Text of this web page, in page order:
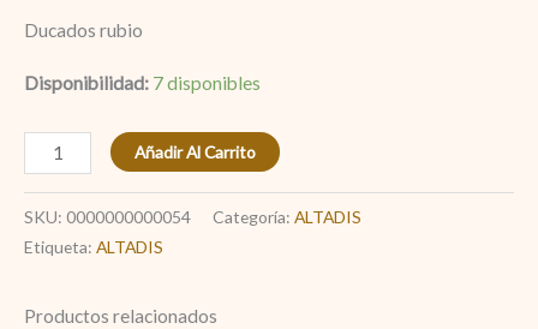
Ducados rubio
Disponibilidad: 7 disponibles
Añadir Al Carrito
SKU: 0000000000054 Categoría: ALTADIS
Etiqueta: ALTADIS
Productos relacionados